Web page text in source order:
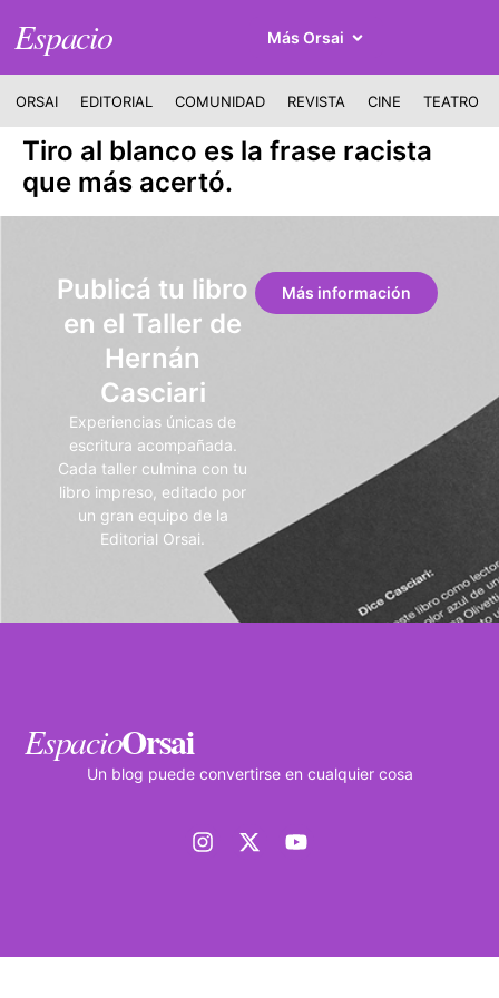
Espacio Más Orsai
ORSAI EDITORIAL COMUNIDAD REVISTA CINE TEATRO
Tiro al blanco es la frase racista
que más acertó.
Publicá tu libro
en el Taller de
Hernán
Casciari
Experiencias únicas de
escritura acompañada.
Cada taller culmina con tu
libro impreso, editado por
un gran equipo de la
Editorial Orsai.
Más información
EspacioOrsai
Un blog puede convertirse en cualquier cosa